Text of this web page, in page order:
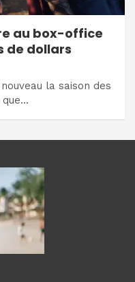
au box-office
de dollars
la saison des
que…